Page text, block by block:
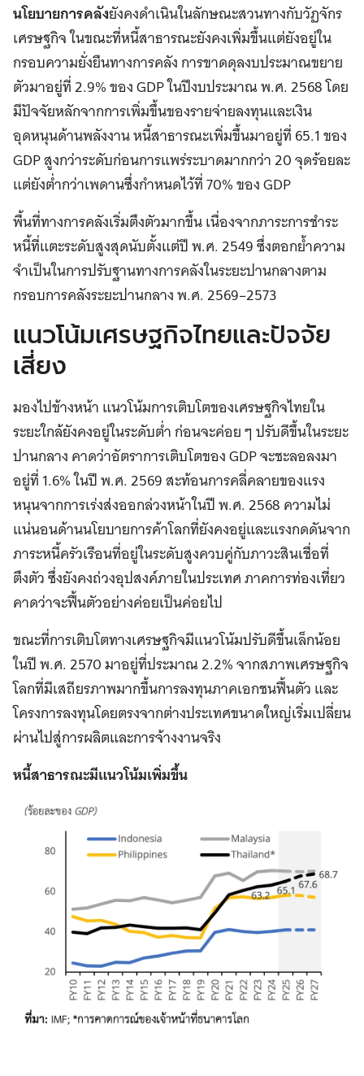
นโยบายการคลังยังคงดำเนินในลักษณะสวนทางกับวัฏจักร
เศรษฐกิจ ในขณะที่หนี้สาธารณะยังคงเพิ่มขึ้นแต่ยังอยู่ใน
กรอบความยั่งยืนทางการคลัง การขาดดุลงบประมาณขยาย
ตัวมาอยู่ที่ 2.9% ของ GDP ในปีงบประมาณ พ.ศ. 2568 โดย
มีปัจจัยหลักจากการเพิ่มขึ้นของรายจ่ายลงทุนและเงิน
อุดหนุนด้านพลังงาน หนี้สาธารณะเพิ่มขึ้นมาอยู่ที่ 65.1 ของ
GDP สูงกว่าระดับก่อนการแพร่ระบาดมากกว่า 20 จุดร้อยละ
แต่ยังต่ำกว่าเพดานซึ่งกำหนดไว้ที่ 70% ของ GDP
พื้นที่ทางการคลังเริ่มตึงตัวมากขึ้น เนื่องจากภาระการชำระ
หนี้ที่แตะระดับสูงสุดนับตั้งแต่ปี พ.ศ. 2549 ซึ่งตอกย้ำความ
จำเป็นในการปรับฐานทางการคลังในระยะปานกลางตาม
กรอบการคลังระยะปานกลาง พ.ศ. 2569–2573
แนวโน้มเศรษฐกิจไทยและปัจจัย
เสี่ยง
มองไปข้างหน้า แนวโน้มการเติบโตของเศรษฐกิจไทยใน
ระยะใกล้ยังคงอยู่ในระดับต่ำ ก่อนจะค่อย ๆ ปรับดีขึ้นในระยะ
ปานกลาง คาดว่าอัตราการเติบโตของ GDP จะชะลอลงมา
อยู่ที่ 1.6% ในปี พ.ศ. 2569 สะท้อนการคลี่คลายของแรง
หนุนจากการเร่งส่งออกล่วงหน้าในปี พ.ศ. 2568 ความไม่
แน่นอนด้านนโยบายการค้าโลกที่ยังคงอยู่และแรงกดดันจาก
ภาระหนี้ครัวเรือนที่อยู่ในระดับสูงควบคู่กับภาวะสินเชื่อที่
ตึงตัว ซึ่งยังคงถ่วงอุปสงค์ภายในประเทศ ภาคการท่องเที่ยว
คาดว่าจะฟื้นตัวอย่างค่อยเป็นค่อยไป
ขณะที่การเติบโตทางเศรษฐกิจมีแนวโน้มปรับดีขึ้นเล็กน้อย
ในปี พ.ศ. 2570 มาอยู่ที่ประมาณ 2.2% จากสภาพเศรษฐกิจ
โลกที่มีเสถียรภาพมากขึ้นการลงทุนภาคเอกชนฟื้นตัว และ
โครงการลงทุนโดยตรงจากต่างประเทศขนาดใหญ่เริ่มเปลี่ยน
ผ่านไปสู่การผลิตและการจ้างงานจริง
หนี้สาธารณะมีแนวโน้มเพิ่มขึ้น